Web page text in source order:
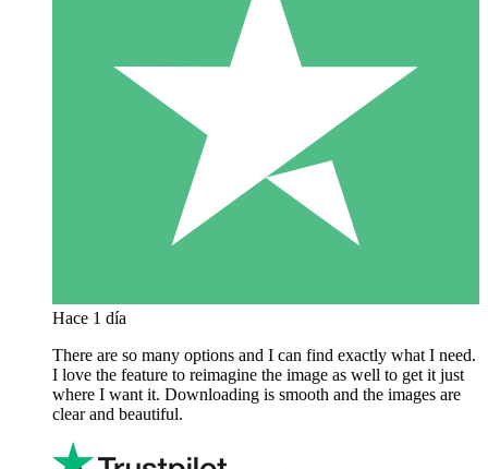
Hace 1 día
There are so many options and I can find exactly what I need.
I love the feature to reimagine the image as well to get it just
where I want it. Downloading is smooth and the images are
clear and beautiful.